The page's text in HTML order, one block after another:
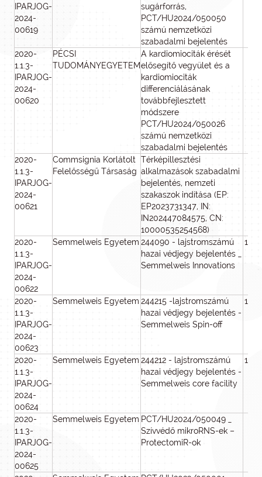
IPARJOG-
2024-
00619
sugárforrás,
PCT/HU2024/050050
számú nemzetközi
szabadalmi bejelentés
2020-
1.1.3-
IPARJOG-
2024-
00620
PÉCSI
TUDOMÁNYEGYETEM
A kardiomiociták érését
elősegítő vegyület és a
kardiomiociták
differenciálásának
továbbfejlesztett
módszere
PCT/HU2024/050026
számú nemzetközi
szabadalmi bejelentés
2020-
1.1.3-
IPARJOG-
2024-
00621
Commsignia Korlátolt
Felelősségű Társaság
Térképillesztési
alkalmazások szabadalmi
bejelentés, nemzeti
szakaszok indítása (EP:
EP2023731347, IN:
IN202447084575, CN:
10000535254568)
2020-
1.1.3-
IPARJOG-
2024-
00622
Semmelweis Egyetem 244090 - lajstromszámú
hazai védjegy bejelentés _
Semmelweis Innovations
100
2020-
1.1.3-
IPARJOG-
2024-
00623
Semmelweis Egyetem 244215 -lajstromszámú
hazai védjegy bejelentés -
Semmelweis Spin-off
100
2020-
1.1.3-
IPARJOG-
2024-
00624
Semmelweis Egyetem 244212 - lajstromszámú
hazai védjegy bejelentés -
Semmelweis core facility
100
2020-
1.1.3-
IPARJOG-
2024-
00625
Semmelweis Egyetem PCT/HU2024/050049 _
Szívvédő mikroRNS-ek –
ProtectomiR-ok